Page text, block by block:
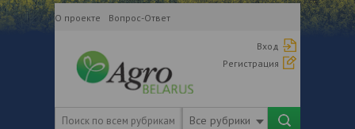
О проекте Вопрос-Ответ
Вход
Регистрация
Все рубрики